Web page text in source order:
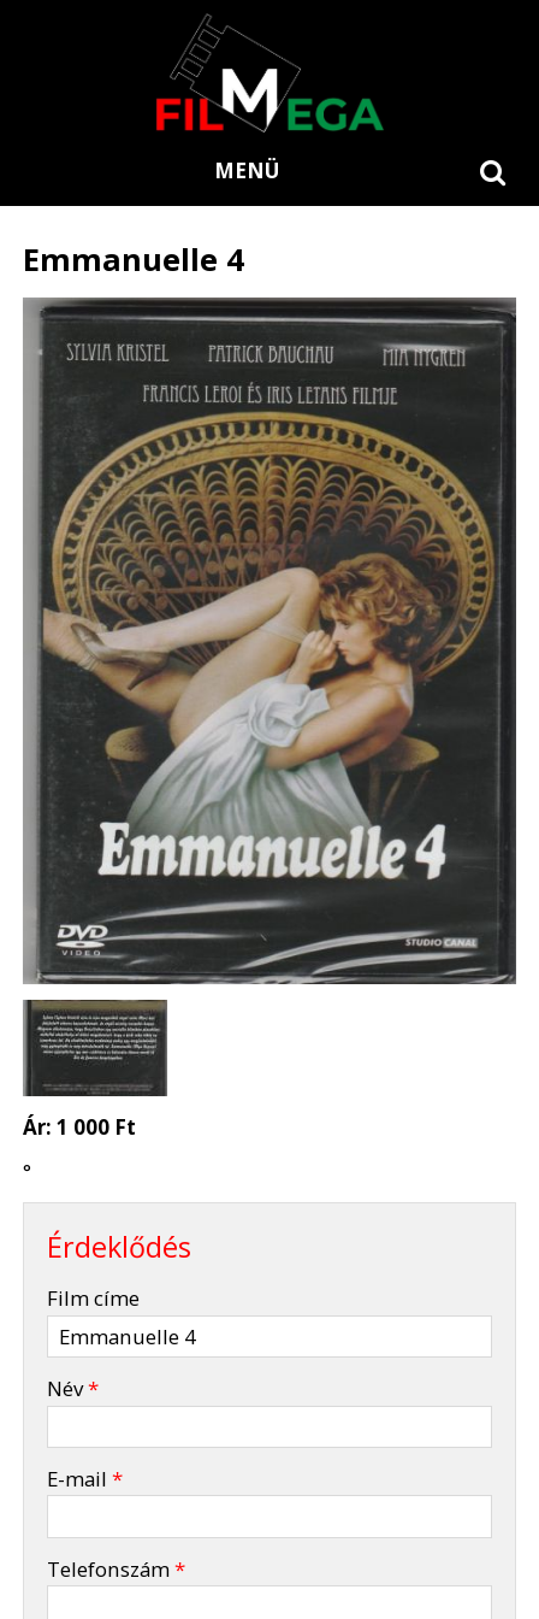
MENÜ
Emmanuelle 4
Ár:1 000 Ft
°
Érdeklődés
Film címe
Név*
E-mail*
Telefonszám*